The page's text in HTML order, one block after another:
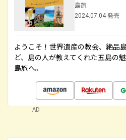
島旅
2024.07.04 発売
ようこそ！世界遺産の教会、絶品
ど、島の人が教えてくれた五島の
島旅へ。
AD